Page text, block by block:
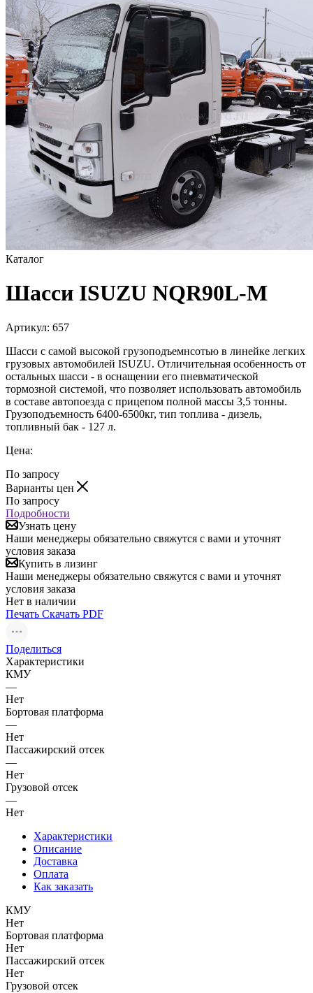
Каталог
Шасси ISUZU NQR90L-M
Артикул: 657
Шасси с самой высокой грузоподъемнсотью в линейке легких
грузовых автомобилей ISUZU. Отличительная особенность от
остальных шасси - в оснащении его пневматической
тормозной системой, что позволяет использовать автомобиль
в составе автопоезда с прицепом полной массы 3,5 тонны.
Грузоподъемность 6400-6500кг, тип топлива - дизель,
топливный бак - 127 л.
Цена:
По запросу
Варианты цен
По запросу
Подробности
Узнать цену
Наши менеджеры обязательно свяжутся с вами и уточнят
условия заказа
Купить в лизинг
Наши менеджеры обязательно свяжутся с вами и уточнят
условия заказа
Нет в наличии
Печать Скачать PDF
Поделиться
Характеристики
КМУ
—
Нет
Бортовая платформа
—
Нет
Пассажирский отсек
—
Нет
Грузовой отсек
—
Нет
Характеристики
Описание
Доставка
Оплата
Как заказать
КМУ
Нет
Бортовая платформа
Нет
Пассажирский отсек
Нет
Грузовой отсек